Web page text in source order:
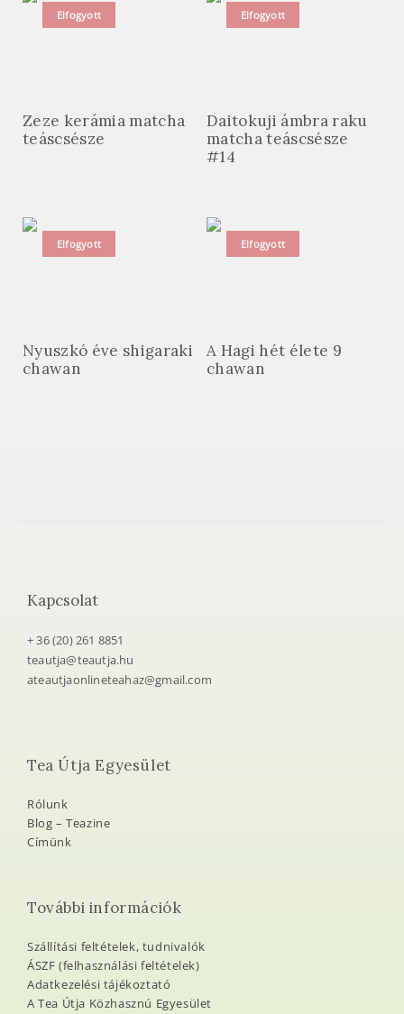
Elfogyott
Zeze kerámia matcha
teáscsésze
Elfogyott
Daitokuji ámbra raku
matcha teáscsésze
#14
Elfogyott
Nyuszkó éve shigaraki
chawan
Elfogyott
A Hagi hét élete 9
chawan
Kapcsolat
+ 36 (20) 261 8851
teautja@teautja.hu
ateautjaonlineteahaz@gmail.com
Tea Útja Egyesület
Rólunk
Blog – Teazine
Címünk
További információk
Szállítási feltételek, tudnivalók
ÁSZF (felhasználási feltételek)
Adatkezelési tájékoztató
A Tea Útja Közhasznú Egyesület